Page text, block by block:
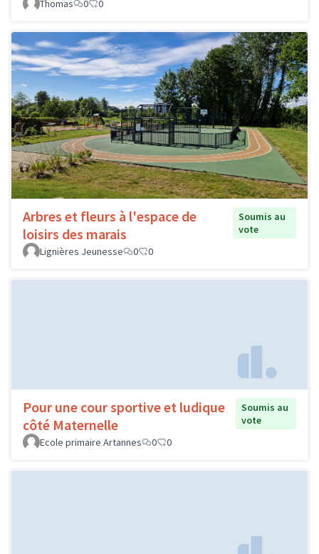
Thomas 0 0
Arbres et fleurs à l'espace de
loisirs des marais
Soumis au
vote
Lignières Jeunesse
0 0
Pour une cour sportive et ludique
côté Maternelle
Soumis au
vote
Ecole primaire Artannes
0 0